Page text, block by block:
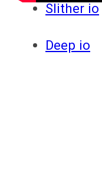
Slither io
Deep io